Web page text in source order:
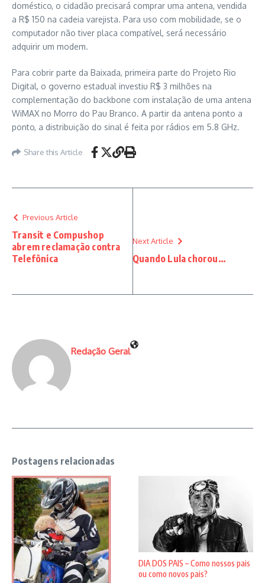
doméstico, o cidadão precisará comprar uma antena, vendida
a R$ 150 na cadeia varejista. Para uso com mobilidade, se o
computador não tiver placa compatível, será necessário
adquirir um modem.
Para cobrir parte da Baixada, primeira parte do Projeto Rio
Digital, o governo estadual investiu R$ 3 milhões na
complementação do backbone com instalação de uma antena
WiMAX no Morro do Pau Branco. A partir da antena ponto a
ponto, a distribuição do sinal é feita por rádios em 5.8 GHz.
Share this Article
Previous Article
Transit e Compushop
abrem reclamação contra
Telefônica
Next Article
Quando Lula chorou…
Redação Geral
Postagens relacionadas
DIA DOS PAIS – Como nossos pais
ou como novos pais?